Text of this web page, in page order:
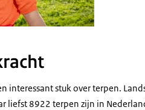
interessant stuk over terpen.
liefst 8922 terpen zijn in